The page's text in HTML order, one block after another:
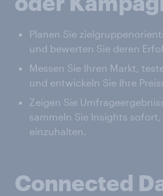
Planen Sie
und bewerten Sie deren
Messen Sie Ihren Markt,
und entwickeln Sie Ihre
Zeigen Sie
sammeln Sie Insights
einzuhalten.
Connected